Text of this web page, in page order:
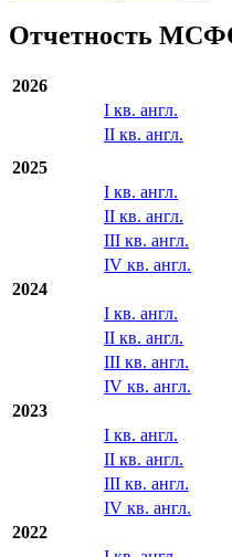
Отчетность
2026
I кв. англ.
II кв. англ.
2025
I кв. англ.
II кв. англ.
III кв. англ.
IV кв. англ.
2024
I кв. англ.
II кв. англ.
III кв. англ.
IV кв. англ.
2023
I кв. англ.
II кв. англ.
III кв. англ.
IV кв. англ.
2022